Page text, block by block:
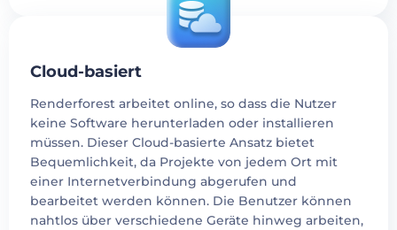
Cloud-basiert
Renderforest arbeitet online, so dass die Nutzer
keine Software herunterladen oder installieren
müssen. Dieser Cloud-basierte Ansatz bietet
Bequemlichkeit, da Projekte von jedem Ort mit
einer Internetverbindung abgerufen und
bearbeitet werden können. Die Benutzer können
nahtlos über verschiedene Geräte hinweg arbeiten,